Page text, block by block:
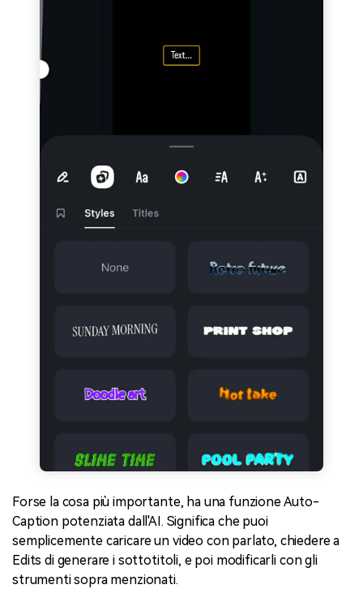
Forse la cosa più importante, ha una funzione Auto-
Caption potenziata dall'AI. Significa che puoi
semplicemente caricare un video con parlato, chiedere a
Edits di generare i sottotitoli, e poi modificarli con gli
strumenti sopra menzionati.